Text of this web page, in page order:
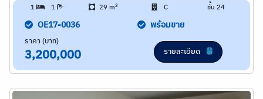
1 1 29 m2 C ชั้น 24
OE17-0036 พร้อมขาย
ราคา (บาท)
3,200,000 รายละเอียด